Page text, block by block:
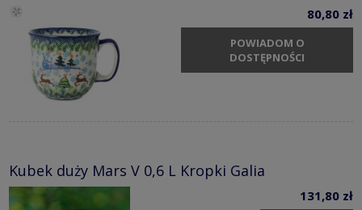
80,80 zł
POWIADOM O
DOSTĘPNOŚCI
Kubek duży Mars V 0,6 L Kropki Galia
131,80 zł